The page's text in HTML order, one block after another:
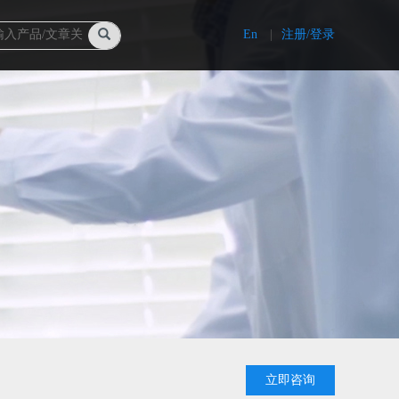
En 注册/登录
立即咨询